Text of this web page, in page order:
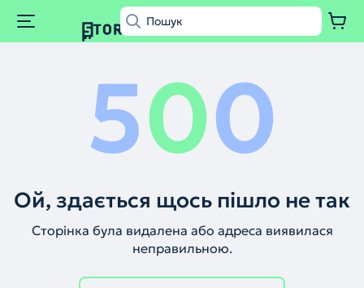
500
Ой, здається щось пішло не так
Сторінка була видалена або адреса виявилася
неправильною.